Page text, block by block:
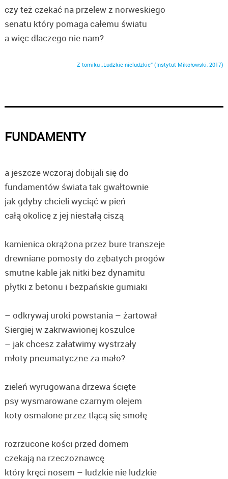
czy też czekać na przelew z norweskiego
senatu który pomaga całemu światu
a więc dlaczego nie nam?
Z tomiku „Ludzkie nieludzkie” (Instytut Mikołowski, 2017)
FUNDAMENTY
a jeszcze wczoraj dobijali się do
fundamentów świata tak gwałtownie
jak gdyby chcieli wyciąć w pień
całą okolicę z jej niestałą ciszą
kamienica okrążona przez bure transzeje
drewniane pomosty do zębatych progów
smutne kable jak nitki bez dynamitu
płytki z betonu i bezpańskie gumiaki
– odkrywaj uroki powstania – żartował
Siergiej w zakrwawionej koszulce
– jak chcesz załatwimy wystrzały
młoty pneumatyczne za mało?
zieleń wyrugowana drzewa ścięte
psy wysmarowane czarnym olejem
koty osmalone przez tlącą się smołę
rozrzucone kości przed domem
czekają na rzeczoznawcę
który kręci nosem – ludzkie nie ludzkie